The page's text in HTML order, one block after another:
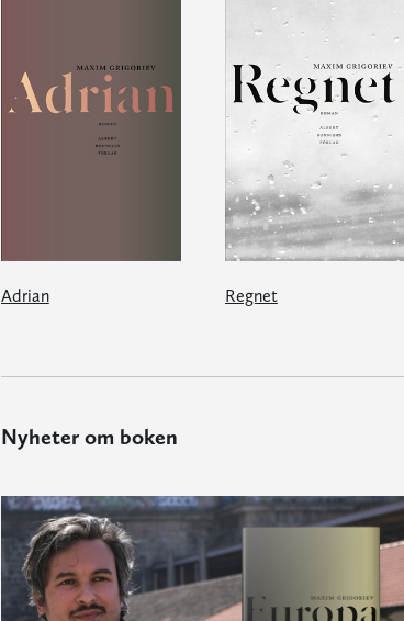
Adrian Regnet
Nyheter om boken